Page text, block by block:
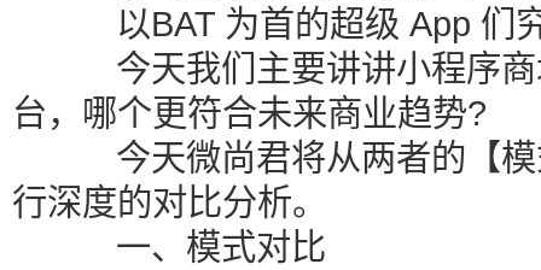
以BAT 为首的超级 App 们
今天我们主要讲讲小程序商
台，哪个更符合未来商业趋势?
今天微尚君将从两者的【模
行深度的对比分析。
一、模式对比